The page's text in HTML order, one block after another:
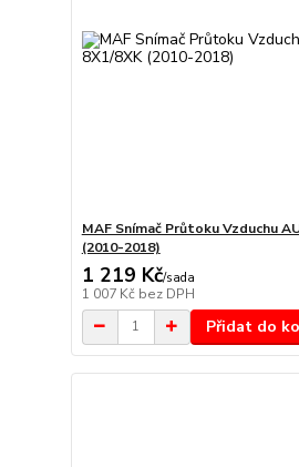
MAF Snímač Průtoku Vzduchu
(2010-2018)
1 219 Kč/sada
1 007 Kč bez DPH
Přidat do